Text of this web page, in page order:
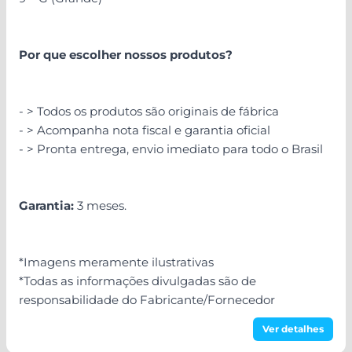
Ver detalhes
Por que escolher nossos produtos?
- > Todos os produtos são originais de fábrica
- > Acompanha nota fiscal e garantia oficial
- > Pronta entrega, envio imediato para todo o Brasil
Garantia: 3 meses.
*Imagens meramente ilustrativas
*Todas as informações divulgadas são de
responsabilidade do Fabricante/Fornecedor